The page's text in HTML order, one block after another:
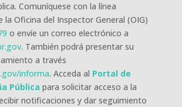
Comuníquese con la línea
la Oficina del Inspector General (OIG)
o envíe un correo electrónico a
. También podrá presentar su
a través
informa. Acceda al Portal de
Pública para solicitar acceso a la
notificaciones y dar seguimiento